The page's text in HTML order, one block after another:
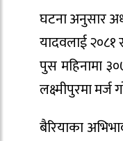
घटना अनुसार
यादवलाई २०८१
पुस महिनामा
लक्ष्मीपुरमा मर्ज
बैरियाका